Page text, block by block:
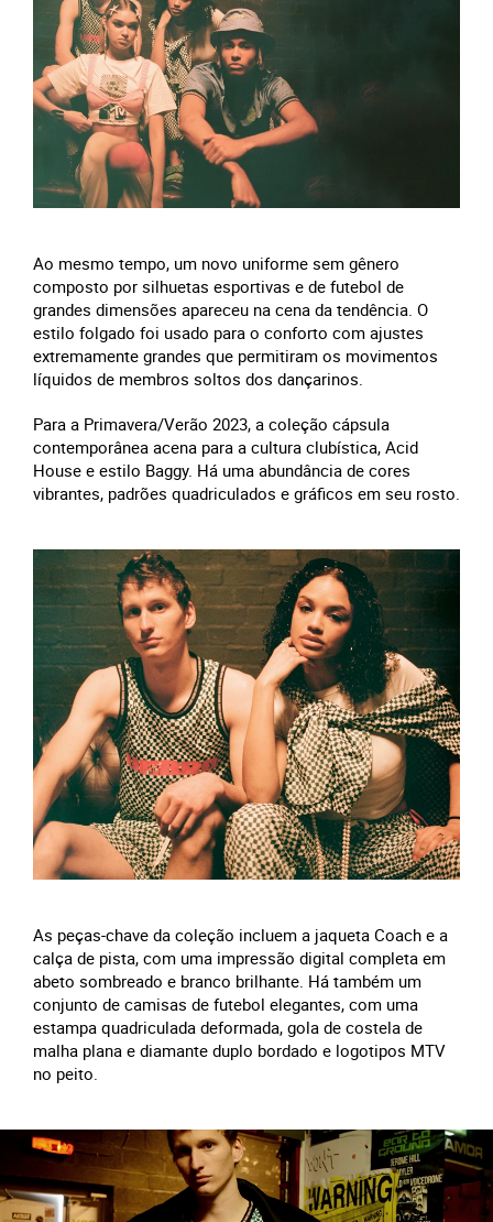
Ao mesmo tempo, um novo uniforme sem gênero
composto por silhuetas esportivas e de futebol de
grandes dimensões apareceu na cena da tendência. O
estilo folgado foi usado para o conforto com ajustes
extremamente grandes que permitiram os movimentos
líquidos de membros soltos dos dançarinos.
Para a Primavera/Verão 2023, a coleção cápsula
contemporânea acena para a cultura clubística, Acid
House e estilo Baggy. Há uma abundância de cores
vibrantes, padrões quadriculados e gráficos em seu rosto.
As peças-chave da coleção incluem a jaqueta Coach e a
calça de pista, com uma impressão digital completa em
abeto sombreado e branco brilhante. Há também um
conjunto de camisas de futebol elegantes, com uma
estampa quadriculada deformada, gola de costela de
malha plana e diamante duplo bordado e logotipos MTV
no peito.